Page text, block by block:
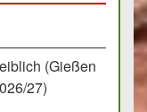
(Gießen
27)